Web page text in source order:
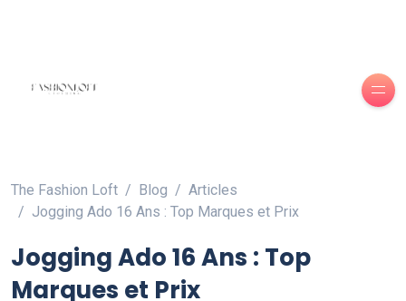
The Fashion Loft Blog
Articles
Jogging Ado 16 Ans : Top Marques et Prix
Jogging Ado 16 Ans : Top
Marques et Prix